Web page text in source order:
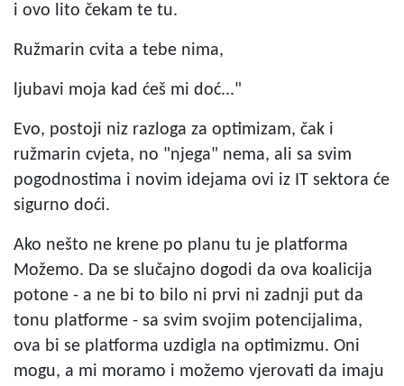
i ovo lito čekam te tu.
Ružmarin cvita a tebe nima,
ljubavi moja kad ćeš mi doć..."
Evo, postoji niz razloga za optimizam, čak i
ružmarin cvjeta, no "njega" nema, ali sa svim
pogodnostima i novim idejama ovi iz IT sektora će
sigurno doći.
Ako nešto ne krene po planu tu je platforma
Možemo. Da se slučajno dogodi da ova koalicija
potone - a ne bi to bilo ni prvi ni zadnji put da
tonu platforme - sa svim svojim potencijalima,
ova bi se platforma uzdigla na optimizmu. Oni
mogu, a mi moramo i možemo vjerovati da imaju